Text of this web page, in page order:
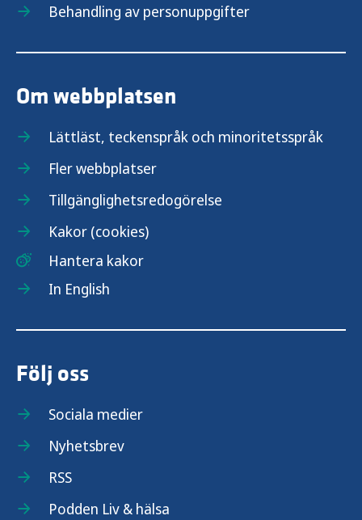
Behandling av personuppgifter
Om webbplatsen
Lättläst, teckenspråk och minoritetsspråk
Fler webbplatser
Tillgänglighetsredogörelse
Kakor (cookies)
Hantera kakor
In English
Följ oss
Sociala medier
Nyhetsbrev
RSS
Podden Liv & hälsa